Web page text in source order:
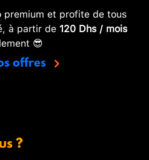
et profite de tous
à partir de 120 Dhs / mois
😎
offres
?